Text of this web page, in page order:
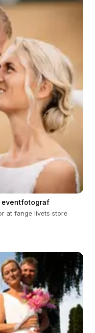
eventfotograf
at fange livets store